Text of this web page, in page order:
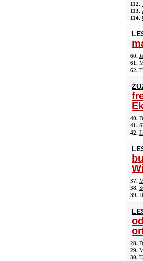
112.
113.
114.
60.
61.
62.
40.
41.
42.
37.
38.
39.
28.
29.
30.